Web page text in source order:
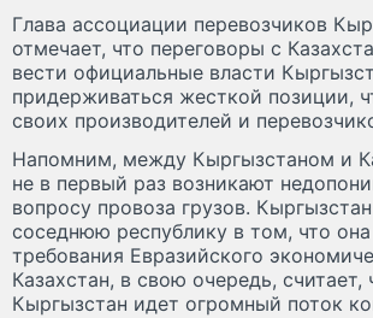
Глава ассоциации перевозчиков
отмечает, что переговоры с
вести официальные власти
придерживаться жесткой позиции,
своих производителей и
Напомним, между Кыргызстаном и
не в первый раз возникают
вопросу провоза грузов.
соседнюю республику в том, что
требования Евразийского
Казахстан, в свою очередь, считает,
Кыргызстан идет огромный поток